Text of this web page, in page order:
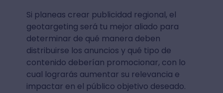
Si planeas crear publicidad regional, el
geotargeting será tu mejor aliado para
determinar de qué manera deben
distribuirse los anuncios y qué tipo de
contenido deberían promocionar, con lo
cual lograrás aumentar su relevancia e
impactar en el público objetivo deseado.